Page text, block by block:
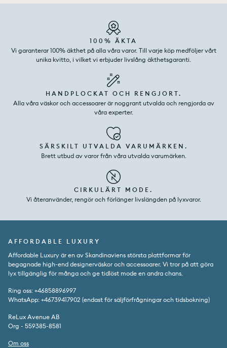
100% ÄKTA
Vi garanterar 100% äkthet på alla våra varor. Till varje köp medföljer vårt
unika kvitto, i vilket vi erbjuder livslång äkthetsgaranti.
HANDPLOCKAT OCH RENGJORT.
Alla våra väskor och accessoarer är noggrant utvalda och rengjorda av
våra experter.
SÄRSKILT UTVALDA VARUMÄRKEN.
Brett utbud av varor från våra utvalda varumärken.
CIRKULÄRT MODE.
Vi återanvänder, rengör och förlänger livslängden på lyxvaror.
AFFORDABLE LUXURY
Affordable Luxury är en av Skandinaviens största plattformar för
begagnade high-end designerväskor och accessoarer. Vi tror på att göra
lyx tillgänglig för många och ge tidlöst mode en andra chans.
Ring oss: +46858896997
WhatsApp: +46739417902 (endast för säljförfrågningar och tidsbokning)
ReLux Avenue AB
Org - 559385-8581
Om oss